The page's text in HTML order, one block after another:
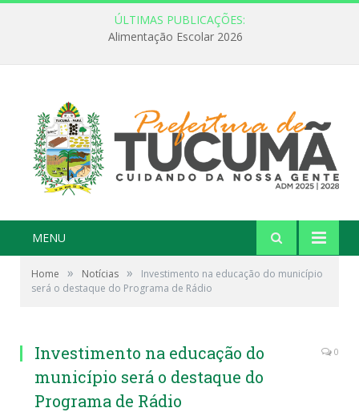
ÚLTIMAS PUBLICAÇÕES:
Alimentação Escolar 2026
MENU
Home » Notícias »
Investimento na educação do município
será o destaque do Programa de Rádio
Investimento na educação do
município será o destaque do
Programa de Rádio
0